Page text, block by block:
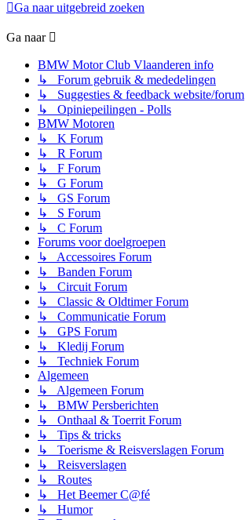
Ga naar uitgebreid zoeken
Ga naar
BMW Motor Club Vlaanderen info
↳ Forum gebruik & mededelingen
↳ Suggesties & feedback website/forum
↳ Opiniepeilingen - Polls
BMW Motoren
↳ K Forum
↳ R Forum
↳ F Forum
↳ G Forum
↳ GS Forum
↳ S Forum
↳ C Forum
Forums voor doelgroepen
↳ Accessoires Forum
↳ Banden Forum
↳ Circuit Forum
↳ Classic & Oldtimer Forum
↳ Communicatie Forum
↳ GPS Forum
↳ Kledij Forum
↳ Techniek Forum
Algemeen
↳ Algemeen Forum
↳ BMW Persberichten
↳ Onthaal & Toerrit Forum
↳ Tips & tricks
↳ Toerisme & Reisverslagen Forum
↳ Reisverslagen
↳ Routes
↳ Het Beemer C@fé
↳ Humor